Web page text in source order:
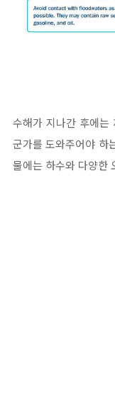
수해가 지나간 후에는
군가를 도와주어야 하
물에는 하수와 다양한